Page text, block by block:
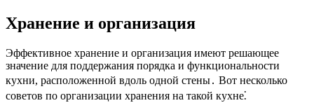
Хранение и организация
Эффективное хранение и организация имеют решающее
значение для поддержания порядка и функциональности
кухни, расположенной вдоль одной стены․ Вот несколько
советов по организации хранения на такой кухне⁚